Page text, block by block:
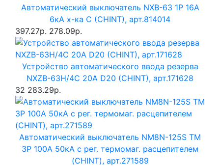
Автоматический выключатель NXB-63 1P 16A
6кА х-ка C (CHINT), арт.814014
397.27р. 278.09р.
Устройство автоматического ввода резерва
NXZB-63H/4C 20A D20 (CHINT), арт.171628
32 283.29р.
Автоматический выключатель NM8N-125S TM
3P 100А 50кА с рег. термомаг. расцепителем
(CHINT), арт.271589